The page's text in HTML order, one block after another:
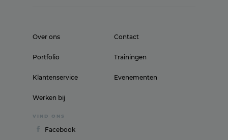
Over ons
Portfolio
Klantenservice
Werken bij
Contact
Trainingen
Evenementen
VIND ONS
Facebook